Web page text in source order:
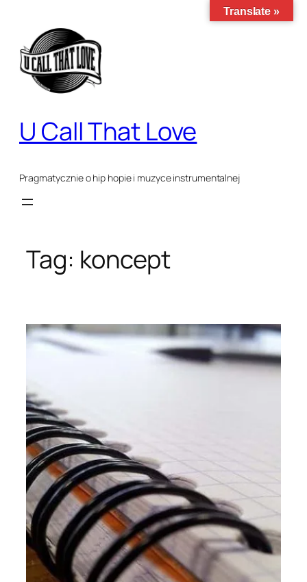
treści
U Call That Love
Pragmatycznie o hip hopie i muzyce instrumentalnej
Tag: koncept
Translate »